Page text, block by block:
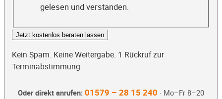
gelesen und verstanden.
Jetzt kostenlos beraten lassen
Kein Spam. Keine Weitergabe. 1 Rückruf zur
Terminabstimmung.
Oder direkt anrufen: 01579 – 28 15 240 · Mo–Fr 8–20